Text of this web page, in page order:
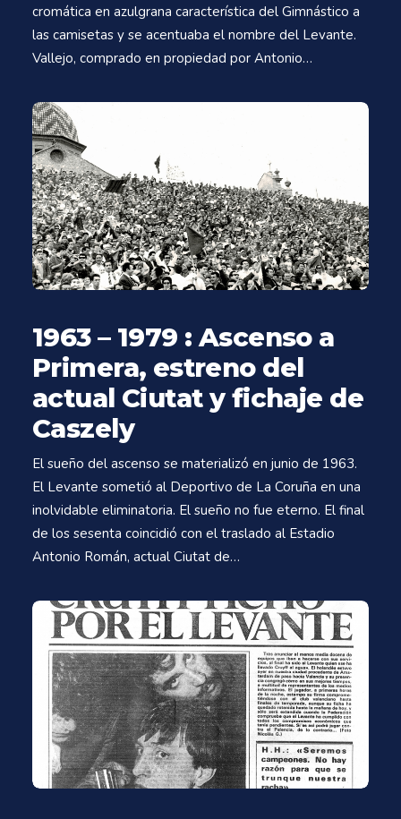
cromática en azulgrana característica del Gimnástico a
las camisetas y se acentuaba el nombre del Levante.
Vallejo, comprado en propiedad por Antonio…
1963 – 1979 : Ascenso a
Primera, estreno del
actual Ciutat y fichaje de
Caszely
El sueño del ascenso se materializó en junio de 1963.
El Levante sometió al Deportivo de La Coruña en una
inolvidable eliminatoria. El sueño no fue eterno. El final
de los sesenta coincidió con el traslado al Estadio
Antonio Román, actual Ciutat de…